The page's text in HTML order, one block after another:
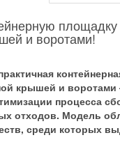
и воротами!
крышей и
процесса
отходов. Модель
среди которых